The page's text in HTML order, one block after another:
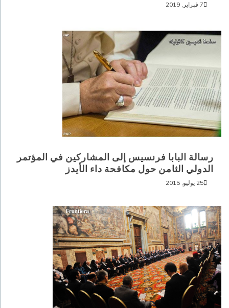
7 فبراير, 2019
رسالة البابا فرنسيس إلى المشاركين في المؤتمر
الدولي الثامن حول مكافحة داء الأيدز
25 يوليو, 2015